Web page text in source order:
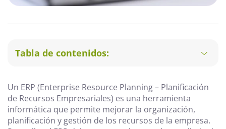
Tabla de contenidos:
Un ERP (Enterprise Resource Planning – Planificación
de Recursos Empresariales) es una herramienta
informática que permite mejorar la organización,
planificación y gestión de los recursos de la empresa.